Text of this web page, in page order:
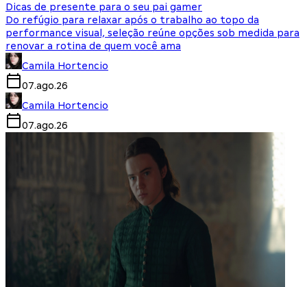
Dicas de presente para o seu pai gamer
Do refúgio para relaxar após o trabalho ao topo da
performance visual, seleção reúne opções sob medida para
renovar a rotina de quem você ama
Camila Hortencio
07.ago.26
Camila Hortencio
07.ago.26